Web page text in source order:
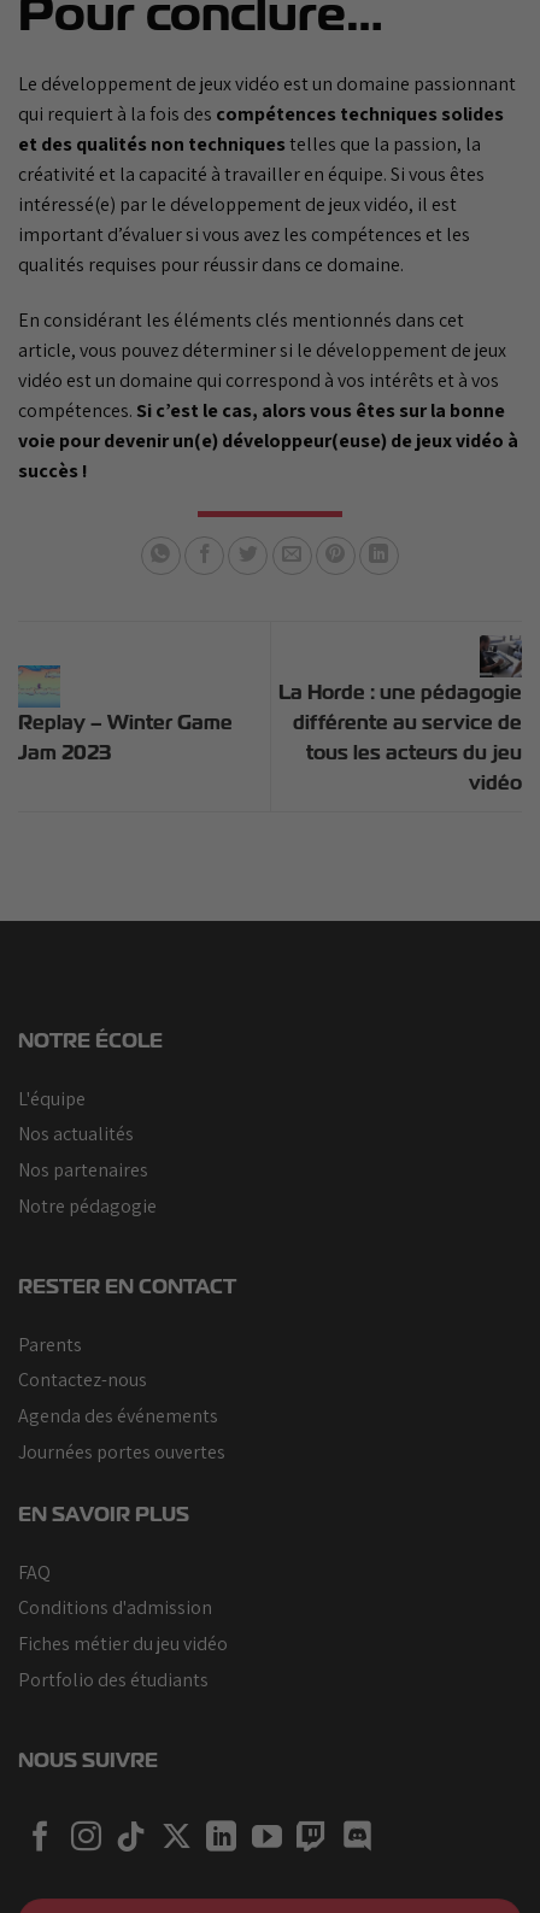
Pour conclure…
Le développement de jeux vidéo est un domaine passionnant
qui requiert à la fois des compétences techniques solides
et des qualités non techniquestelles que la passion, la
créativité et la capacité à travailler en équipe. Si vous êtes
intéressé(e) par le développement de jeux vidéo, il est
important d’évaluer si vous avez les compétences et les
qualités requises pour réussir dans ce domaine.
En considérant les éléments clés mentionnés dans cet
article, vous pouvez déterminer si le développement de jeux
vidéo est un domaine qui correspond à vos intérêts et à vos
compétences. Si c’est le cas, alors vous êtes sur la bonne
voie pour devenir un(e) développeur(euse) de jeux vidéo à
succès !
Replay – Winter Game
Jam 2023
La Horde : une pédagogie
différente au service de
tous les acteurs du jeu
vidéo
NOTRE ÉCOLE
L'équipe
Nos actualités
Nos partenaires
Notre pédagogie
RESTER EN CONTACT
Parents
Contactez-nous
Agenda des événements
Journées portes ouvertes
EN SAVOIR PLUS
FAQ
Conditions d'admission
Fiches métier du jeu vidéo
Portfolio des étudiants
NOUS SUIVRE